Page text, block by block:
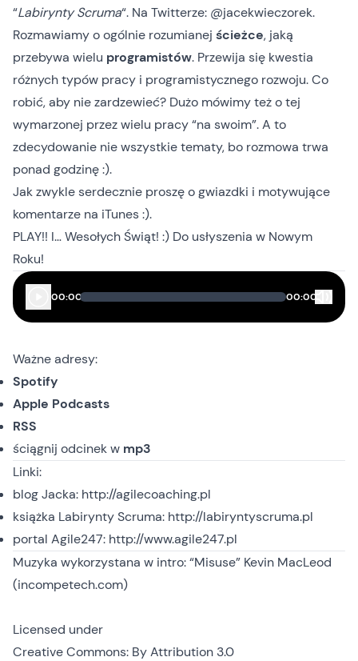
“Labirynty Scruma“. Na Twitterze: @jacekwieczorek.
Rozmawiamy o ogólnie rozumianej ścieżce, jaką
przebywa wielu programistów. Przewija się kwestia
różnych typów pracy i programistycznego rozwoju. Co
robić, aby nie zardzewieć? Dużo mówimy też o tej
wymarzonej przez wielu pracy “na swoim”. A to
zdecydowanie nie wszystkie tematy, bo rozmowa trwa
ponad godzinę :).
Jak zwykle serdecznie proszę o gwiazdki i motywujące
komentarze na iTunes:).
PLAY!! I… Wesołych Świąt! :) Do usłyszenia w Nowym
Roku!
00:00 00:00
Ważne adresy:
Spotify
Apple Podcasts
RSS
ściągnij odcinekw mp3
Linki:
blog Jacka: http://agilecoaching.pl
książka Labirynty Scruma: http://labiryntyscruma.pl
portal Agile247: http://www.agile247.pl
Muzyka wykorzystana w intro: “Misuse” Kevin MacLeod
(incompetech.com)
Licensed under
Creative Commons: By Attribution 3.0